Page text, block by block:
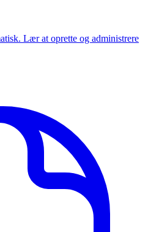
Lær at oprette og administrere